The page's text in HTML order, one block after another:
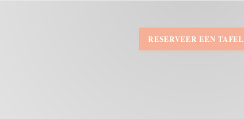
RESERVEER EEN TAFEL